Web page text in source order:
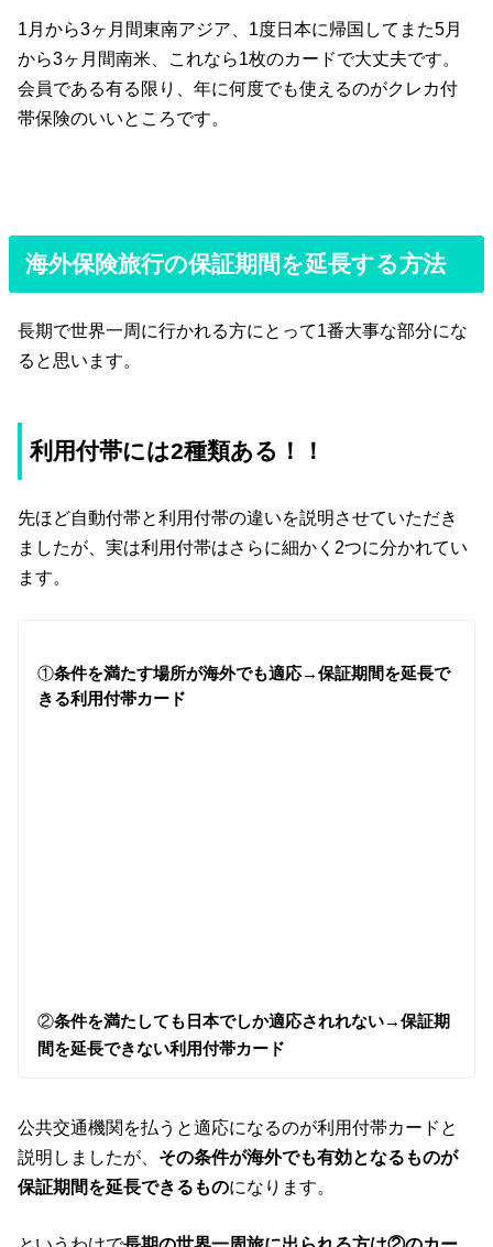
1月から3ヶ月間東南アジア、1度日本に帰国してまた5月
から3ヶ月間南米、これなら1枚のカードで大丈夫です。
会員である有る限り、年に何度でも使えるのがクレカ付
帯保険のいいところです。
海外保険旅行の保証期間を延長する方法
長期で世界一周に行かれる方にとって1番大事な部分にな
ると思います。
利用付帯には2種類ある！！
先ほど自動付帯と利用付帯の違いを説明させていただき
ましたが、実は利用付帯はさらに細かく2つに分かれてい
ます。
①条件を満たす場所が海外でも適応→保証期間を延長で
きる利用付帯カード
②条件を満たしても日本でしか適応されれない→保証期
間を延長できない利用付帯カード
公共交通機関を払うと適応になるのが利用付帯カードと
説明しましたが、 その条件が海外でも有効となるものが
保証期間を延長できるものになります。